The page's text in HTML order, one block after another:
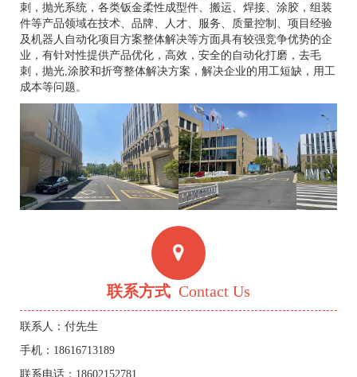
刺，抛光系统，各类钣金柔性成型件、搬运、焊接、涂胶，组装
件等产品领域在技术、品牌、人才、服务、质量控制、项目经验
及机器人自动化项目方案整体解决等方面具有较强竞争优势的企
业，有针对性提供产品优化，高效，安全的自动化打磨，去毛
刺，抛光,涂胶和折弯整体解决方案，解决企业的用工短缺，用工
成本等问题。
联系方式 Contact Us
联系人：付先生
手机：18616713189
联系电话：18602152781